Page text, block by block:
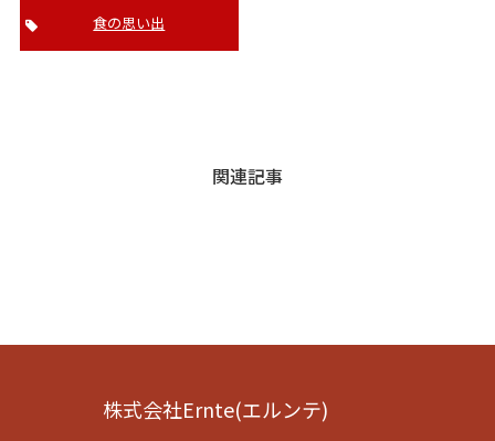
食の思い出
関連記事
株式会社Ernte(エルンテ)